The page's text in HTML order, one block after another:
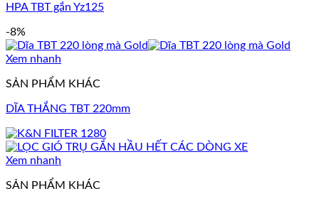
HPA TBT gắn Yz125
-8%
Xem nhanh
SẢN PHẨM KHÁC
DĨA THẮNG TBT 220mm
Xem nhanh
SẢN PHẨM KHÁC